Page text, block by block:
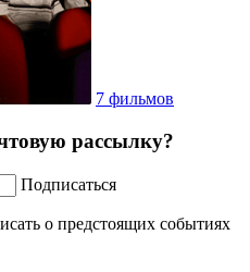
7 фильмов
рассылку?
Подписаться
о предстоящих событиях